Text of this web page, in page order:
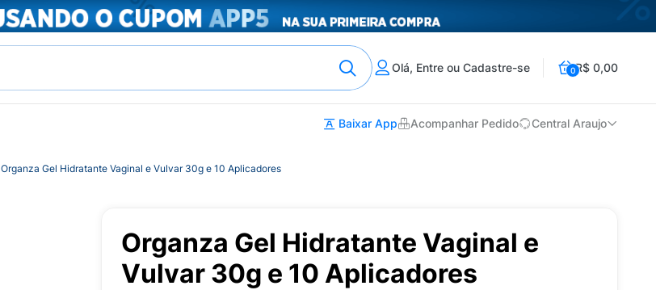
Olá, Entre ou Cadastre-se 0R$ 0,00
Baixar App Acompanhar Pedido Central Araujo
Organza Gel Hidratante Vaginal e Vulvar 30g e 10 Aplicadores
Organza Gel Hidratante Vaginal e
Vulvar 30g e 10 Aplicadores